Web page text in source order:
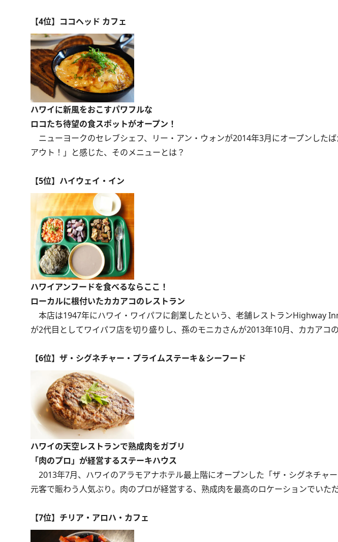
【4位】ココヘッド カフェ
ハワイに新風をおこすパワフルな
ロコたち待望の食スポットがオープン！
ニューヨークのセレブシェフ、リー・アン・ウォンが2014年3月にオープンした
アウト！」と感じた、そのメニューとは？
【5位】ハイウェイ・イン
ハワイアンフードを食べるならここ！
ローカルに根付いたカカアコのレストラン
本店は1947年にハワイ・ワイパフに創業したという、老舗レストランHighway
が2代目としてワイパフ店を切り盛りし、孫のモニカさんが2013年10月、カカアコ
【6位】ザ・シグネチャー・プライムステーキ＆シーフード
ハワイの天空レストランで熟成肉をガブリ
「肉のプロ」が経営するステーキハウス
2013年7月、ハワイのアラモアナホテル最上階にオープンした「ザ・シグネチャ
元客で賑わう人気ぶり。肉のプロが経営する、熟成肉を最高のロケーションでいただ
【7位】チリア・アロハ・カフェ